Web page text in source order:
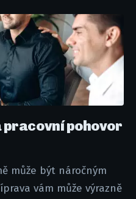
pohovor
může být náročným
vám může výrazně